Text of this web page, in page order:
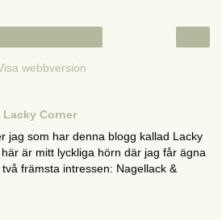
webbversion
Lacky Corner
jag som har denna blogg kallad Lacky
är mitt lyckliga hörn där jag får ägna
främsta intressen: Nagellack &